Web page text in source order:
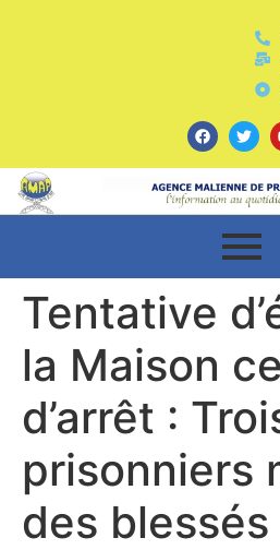
Tentative
la Maison
d’arrêt :
prisonniers
des blessés